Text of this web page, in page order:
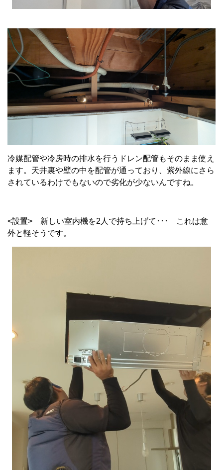
冷媒配管や冷房時の排水を行うドレン配管もそのまま使え
ます。天井裏や壁の中を配管が通っており、紫外線にさら
されているわけでもないので劣化が少ないんですね。
<設置> 新しい室内機を2人で持ち上げて･･･ これは意
外と軽そうです。